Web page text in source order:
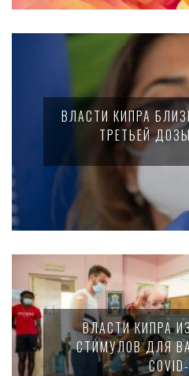
ВЛАСТИ КИПРА
ТРЕТЬЕЙ
ВЛАСТИ КИПРА
СТИМУЛОВ ДЛЯ